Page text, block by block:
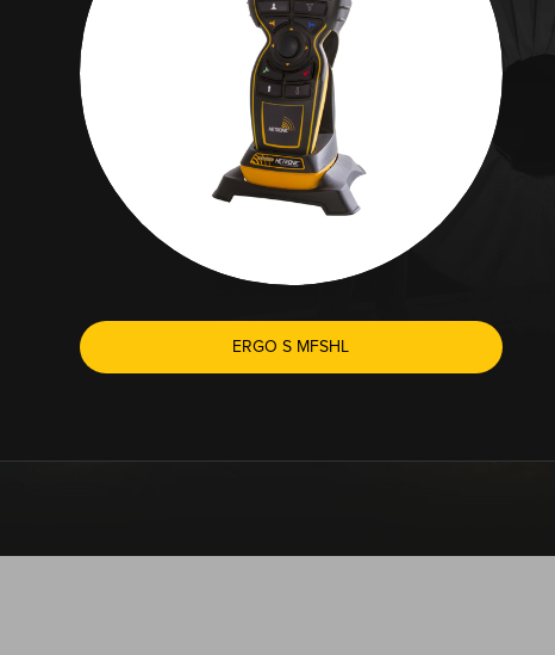
ERGO S MFSHL